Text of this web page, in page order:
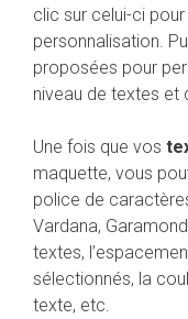
clic sur celui-ci
personnalisation.
proposées pour
niveau de textes et
Une fois que vos
maquette, vous
police de
Vardana,
textes,
sélectionnés, la
texte, etc.